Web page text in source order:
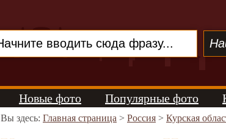
Новые фото Популярные фото
Вы здесь: Главная страница > Россия > Курская